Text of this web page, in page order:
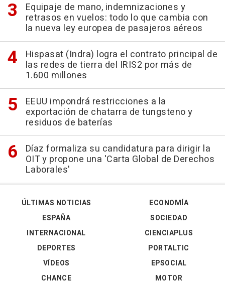
Equipaje de mano, indemnizaciones y
retrasos en vuelos: todo lo que cambia con
la nueva ley europea de pasajeros aéreos
Hispasat (Indra) logra el contrato principal de
las redes de tierra del IRIS2 por más de
1.600 millones
EEUU impondrá restricciones a la
exportación de chatarra de tungsteno y
residuos de baterías
Díaz formaliza su candidatura para dirigir la
OIT y propone una 'Carta Global de Derechos
Laborales'
ÚLTIMAS NOTICIAS
ESPAÑA
INTERNACIONAL
DEPORTES
VÍDEOS
ECONOMÍA
SOCIEDAD
CIENCIAPLUS
PORTALTIC
EPSOCIAL
CHANCE
MOTOR